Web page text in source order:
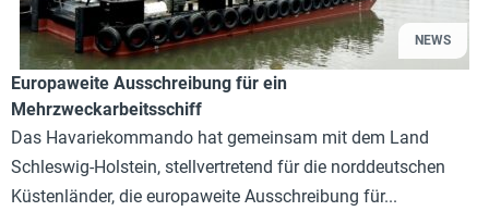
NEWS
Europaweite Ausschreibung für ein
Mehrzweckarbeitsschiff
Das Havariekommando hat gemeinsam mit dem Land
Schleswig-Holstein, stellvertretend für die norddeutschen
Küstenländer, die europaweite Ausschreibung für...